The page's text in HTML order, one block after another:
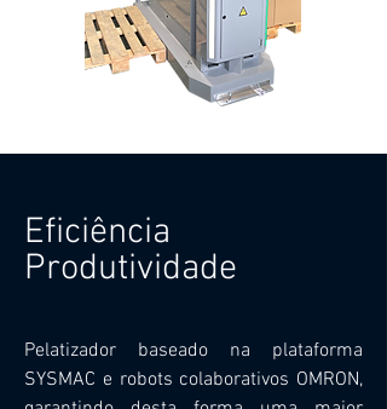
Eficiência
Produtividade
Pelatizador baseado na plataforma
SYSMAC e robots colaborativos OMRON,